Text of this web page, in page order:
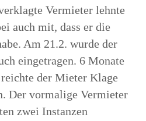
Vermieter lehnte
auch mit, dass er die
Am 21.2. wurde der
eingetragen. 6 Monate
der Mieter Klage
Der vormalige Vermieter
zwei Instanzen